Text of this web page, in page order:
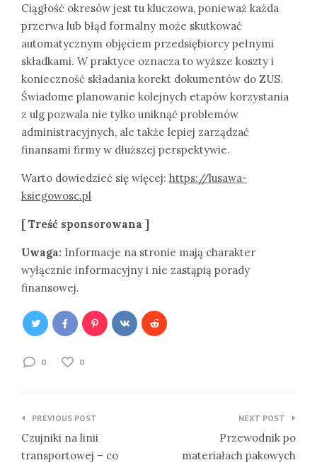
Ciągłość okresów jest tu kluczowa, ponieważ każda
przerwa lub błąd formalny może skutkować
automatycznym objęciem przedsiębiorcy pełnymi
składkami. W praktyce oznacza to wyższe koszty i
konieczność składania korekt dokumentów do ZUS.
Świadome planowanie kolejnych etapów korzystania
z ulg pozwala nie tylko uniknąć problemów
administracyjnych, ale także lepiej zarządzać
finansami firmy w dłuższej perspektywie.
Warto dowiedzieć się więcej: https://lusawa-
ksiegowosc.pl
[ Treść sponsorowana ]
Uwaga: Informacje na stronie mają charakter
wyłącznie informacyjny i nie zastąpią porady
finansowej.
0 0
Nawigacja
wpisu
PREVIOUS POST
Czujniki na linii
transportowej – co
NEXT POST
Przewodnik po
materiałach pakowych